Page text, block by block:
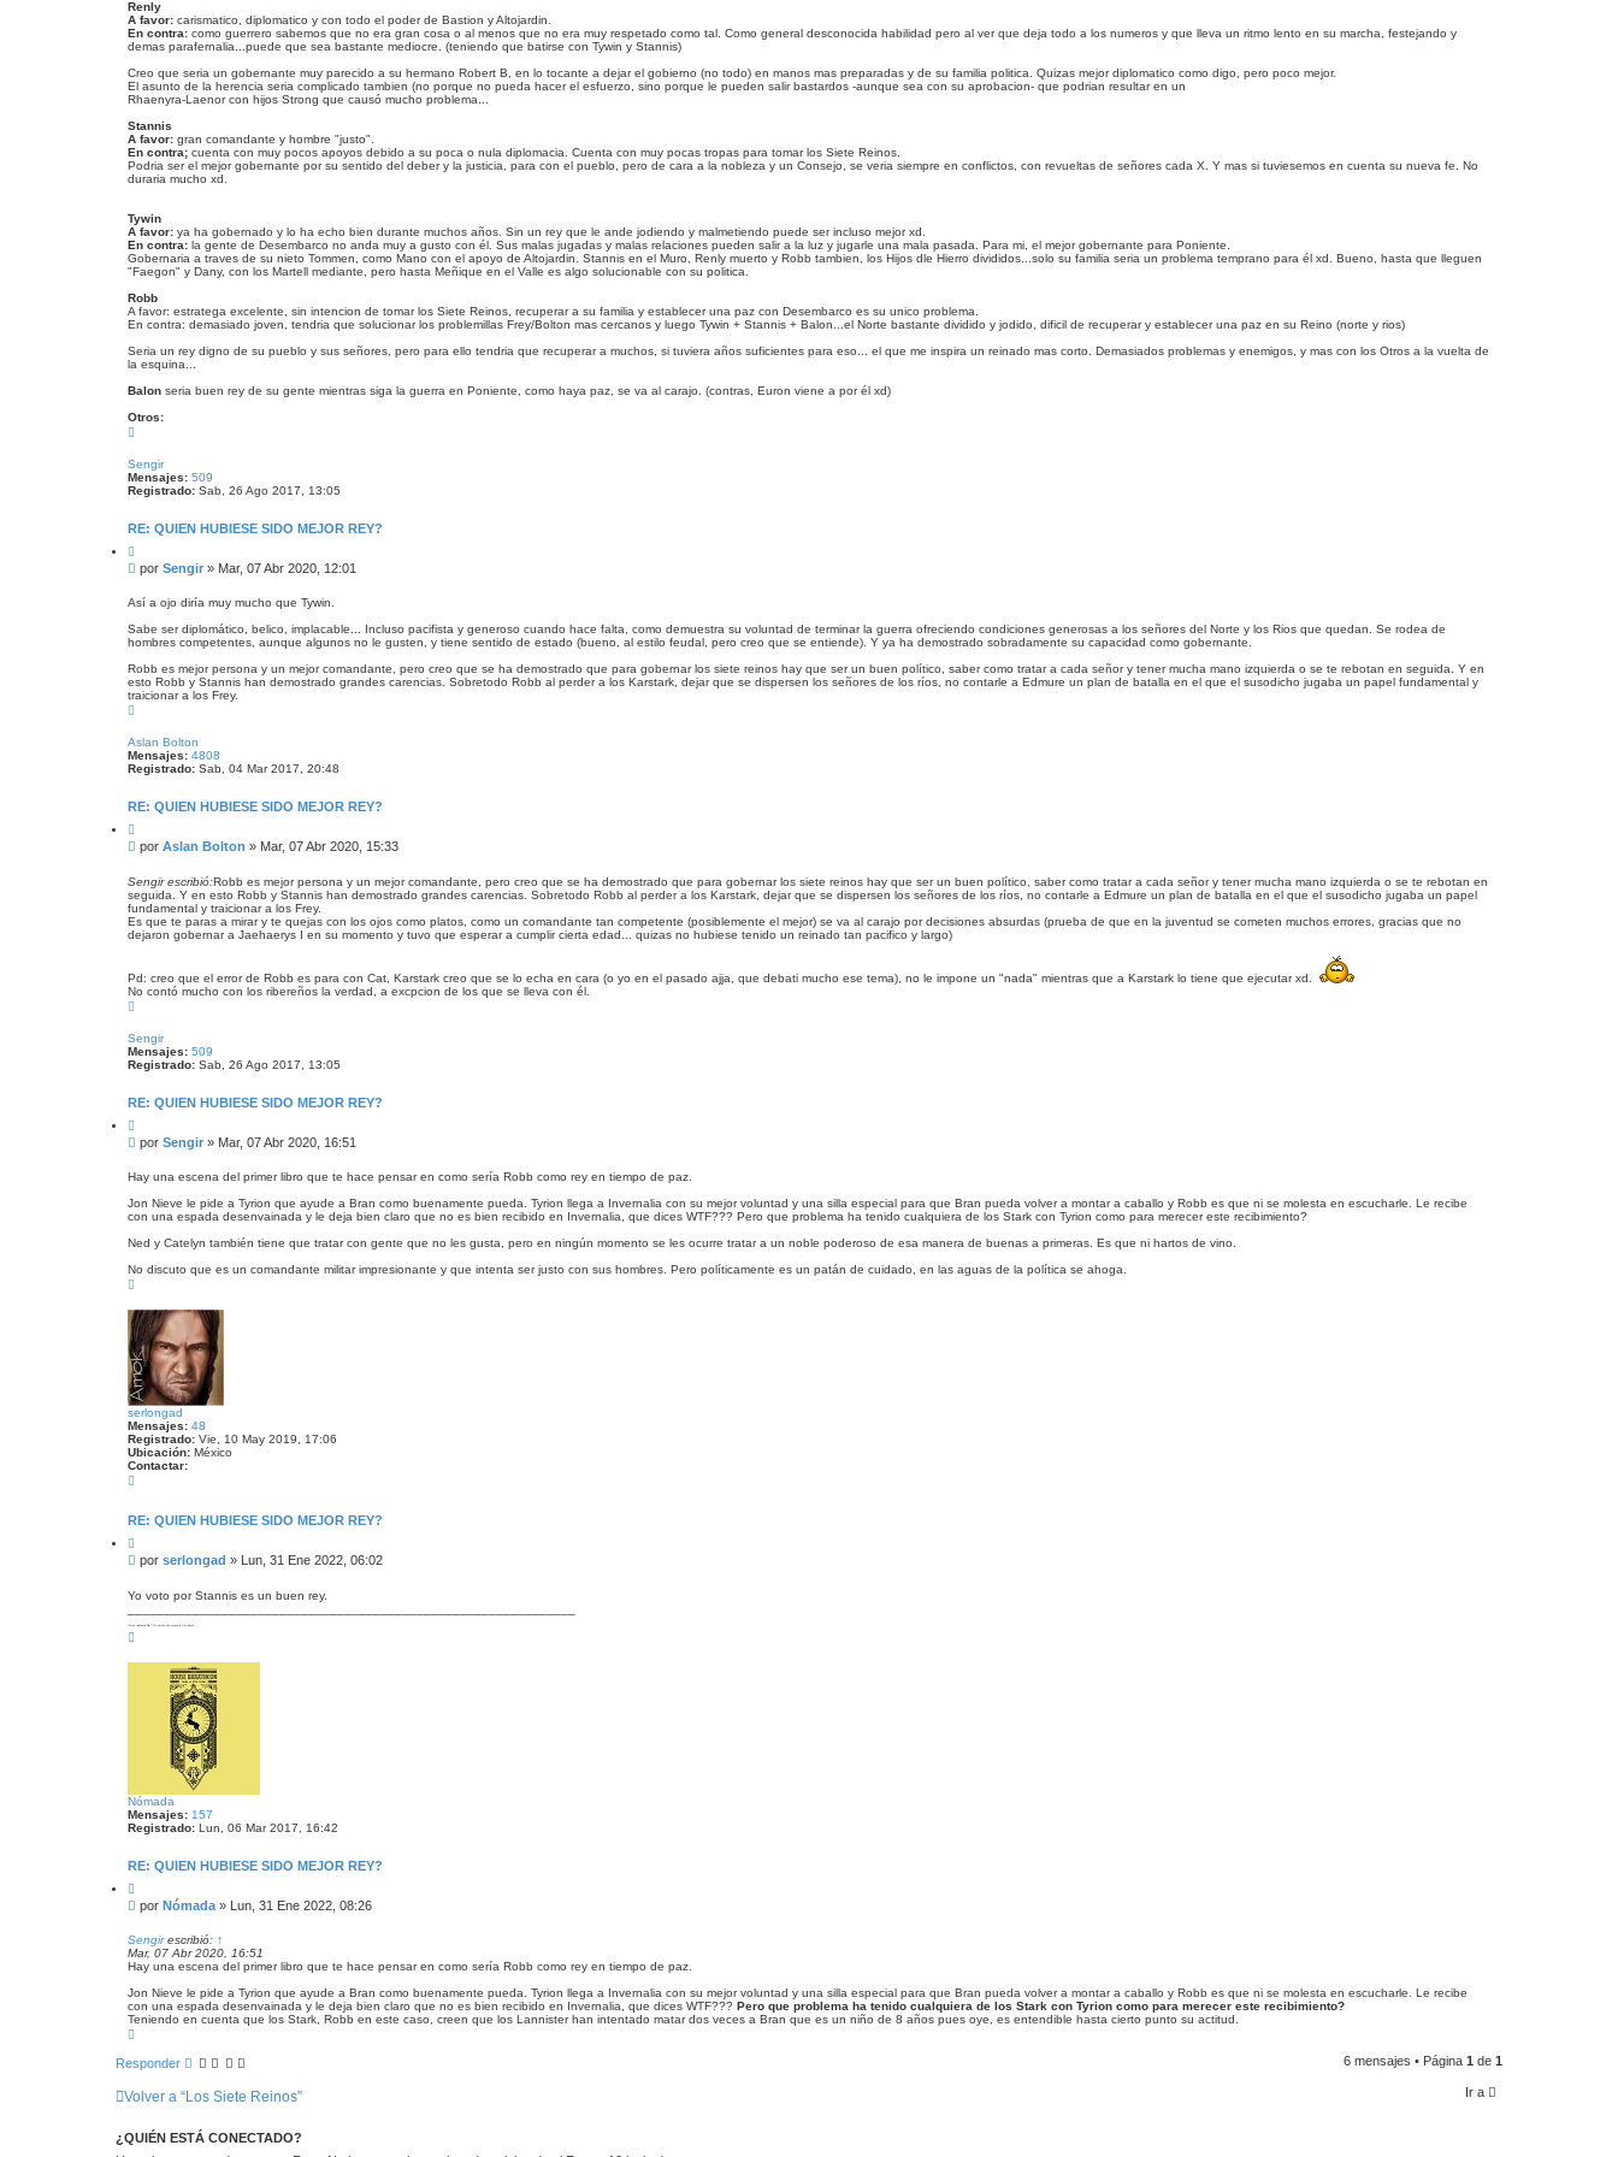
e
Renly
A favor: carismatico, diplomatico y con todo el poder de Bastion y Altojardin.
En contra: como guerrero sabemos que no era gran cosa o al menos que no era muy respetado como tal. Como general desconocida habilidad pero al ver que deja todo a los numeros y que lleva un ritmo lento en su marcha, festejando y
demas parafernalia...puede que sea bastante mediocre. (teniendo que batirse con Tywin y Stannis)
Creo que seria un gobernante muy parecido a su hermano Robert B, en lo tocante a dejar el gobierno (no todo) en manos mas preparadas y de su familia politica. Quizas mejor diplomatico como digo, pero poco mejor.
El asunto de la herencia seria complicado tambien (no porque no pueda hacer el esfuerzo, sino porque le pueden salir bastardos -aunque sea con su aprobacion- que podrian resultar en un
Rhaenyra-Laenor con hijos Strong que causó mucho problema...
Stannis
A favor: gran comandante y hombre "justo".
En contra; cuenta con muy pocos apoyos debido a su poca o nula diplomacia. Cuenta con muy pocas tropas para tomar los Siete Reinos.
Podria ser el mejor gobernante por su sentido del deber y la justicia, para con el pueblo, pero de cara a la nobleza y un Consejo, se veria siempre en conflictos, con revueltas de señores cada X. Y mas si tuviesemos en cuenta su nueva fe. No
duraria mucho xd.
Tywin
A favor: ya ha gobernado y lo ha echo bien durante muchos años. Sin un rey que le ande jodiendo y malmetiendo puede ser incluso mejor xd.
En contra: la gente de Desembarco no anda muy a gusto con él. Sus malas jugadas y malas relaciones pueden salir a la luz y jugarle una mala pasada. Para mi, el mejor gobernante para Poniente.
Gobernaria a traves de su nieto Tommen, como Mano con el apoyo de Altojardin. Stannis en el Muro, Renly muerto y Robb tambien, los Hijos dle Hierro divididos...solo su familia seria un problema temprano para él xd. Bueno, hasta que lleguen
"Faegon" y Dany, con los Martell mediante, pero hasta Meñique en el Valle es algo solucionable con su politica.
Robb
A favor: estratega excelente, sin intencion de tomar los Siete Reinos, recuperar a su familia y establecer una paz con Desembarco es su unico problema.
En contra: demasiado joven, tendria que solucionar los problemillas Frey/Bolton mas cercanos y luego Tywin + Stannis + Balon...el Norte bastante dividido y jodido, dificil de recuperar y establecer una paz en su Reino (norte y rios)
Seria un rey digno de su pueblo y sus señores, pero para ello tendria que recuperar a muchos, si tuviera años suficientes para eso... el que me inspira un reinado mas corto. Demasiados problemas y enemigos, y mas con los Otros a la vuelta de
la esquina...
Balon seria buen rey de su gente mientras siga la guerra en Poniente, como haya paz, se va al carajo. (contras, Euron viene a por él xd)
Otros:
i
b
a
Sengir
Mensajes: 509
Registrado: Sab, 26 Ago 2017, 13:05
RE: QUIEN HUBIESE SIDO MEJOR REY?
i
t
r
M
n
a
j
e
por Sengir » Mar, 07 Abr 2020, 12:01
Así a ojo diría muy mucho que Tywin.
Sabe ser diplomático, belico, implacable... Incluso pacifista y generoso cuando hace falta, como demuestra su voluntad de terminar la guerra ofreciendo condiciones generosas a los señores del Norte y los Rios que quedan. Se rodea de
hombres competentes, aunque algunos no le gusten, y tiene sentido de estado (bueno, al estilo feudal, pero creo que se entiende). Y ya ha demostrado sobradamente su capacidad como gobernante.
Robb es mejor persona y un mejor comandante, pero creo que se ha demostrado que para gobernar los siete reinos hay que ser un buen político, saber como tratar a cada señor y tener mucha mano izquierda o se te rebotan en seguida. Y en
esto Robb y Stannis han demostrado grandes carencias. Sobretodo Robb al perder a los Karstark, dejar que se dispersen los señores de los ríos, no contarle a Edmure un plan de batalla en el que el susodicho jugaba un papel fundamental y
traicionar a los Frey.
i
b
a
Aslan Bolton
Mensajes: 4808
Registrado: Sab, 04 Mar 2017, 20:48
RE: QUIEN HUBIESE SIDO MEJOR REY?
i
t
r
M
n
s
a
j
e
por Aslan Bolton » Mar, 07 Abr 2020, 15:33
Sengir escribió:Robb es mejor persona y un mejor comandante, pero creo que se ha demostrado que para gobernar los siete reinos hay que ser un buen político, saber como tratar a cada señor y tener mucha mano izquierda o se te rebotan en
seguida. Y en esto Robb y Stannis han demostrado grandes carencias. Sobretodo Robb al perder a los Karstark, dejar que se dispersen los señores de los ríos, no contarle a Edmure un plan de batalla en el que el susodicho jugaba un papel
fundamental y traicionar a los Frey.
Es que te paras a mirar y te quejas con los ojos como platos, como un comandante tan competente (posiblemente el mejor) se va al carajo por decisiones absurdas (prueba de que en la juventud se cometen muchos errores, gracias que no
dejaron gobernar a Jaehaerys I en su momento y tuvo que esperar a cumplir cierta edad... quizas no hubiese tenido un reinado tan pacifico y largo)
Pd: creo que el error de Robb es para con Cat, Karstark creo que se lo echa en cara (o yo en el pasado ajja, que debati mucho ese tema), no le impone un "nada" mientras que a Karstark lo tiene que ejecutar xd.
No contó mucho con los ribereños la verdad, a excpcion de los que se lleva con él.
i
b
a
Sengir
Mensajes: 509
Registrado: Sab, 26 Ago 2017, 13:05
RE: QUIEN HUBIESE SIDO MEJOR REY?
i
t
r
M
n
a
j
e
por Sengir » Mar, 07 Abr 2020, 16:51
Hay una escena del primer libro que te hace pensar en como sería Robb como rey en tiempo de paz.
Jon Nieve le pide a Tyrion que ayude a Bran como buenamente pueda. Tyrion llega a Invernalia con su mejor voluntad y una silla especial para que Bran pueda volver a montar a caballo y Robb es que ni se molesta en escucharle. Le recibe
con una espada desenvainada y le deja bien claro que no es bien recibido en Invernalia, que dices WTF??? Pero que problema ha tenido cualquiera de los Stark con Tyrion como para merecer este recibimiento?
Ned y Catelyn también tiene que tratar con gente que no les gusta, pero en ningún momento se les ocurre tratar a un noble poderoso de esa manera de buenas a primeras. Es que ni hartos de vino.
No discuto que es un comandante militar impresionante y que intenta ser justo con sus hombres. Pero políticamente es un patán de cuidado, en las aguas de la política se ahoga.
r
i
b
a
serlongad
Mensajes: 48
Registrado: Vie, 10 May 2019, 17:06
Ubicación: México
Contactar:
t
t
a
s
r
n
RE: QUIEN HUBIESE SIDO MEJOR REY?
i
t
r
M
n
a
e
por serlongad » Lun, 31 Ene 2022, 06:02
Yo voto por Stannis es un buen rey.
telefonía fija
r
Nómada
Mensajes: 157
Registrado: Lun, 06 Mar 2017, 16:42
RE: QUIEN HUBIESE SIDO MEJOR REY?
i
t
r
M
n
s
a
j
e
por Nómada » Lun, 31 Ene 2022, 08:26
Sengirescribió: ↑
Mar, 07 Abr 2020, 16:51
Hay una escena del primer libro que te hace pensar en como sería Robb como rey en tiempo de paz.
Jon Nieve le pide a Tyrion que ayude a Bran como buenamente pueda. Tyrion llega a Invernalia con su mejor voluntad y una silla especial para que Bran pueda volver a montar a caballo y Robb es que ni se molesta en escucharle. Le recibe
con una espada desenvainada y le deja bien claro que no es bien recibido en Invernalia, que dices WTF??? Pero que problema ha tenido cualquiera de los Stark con Tyrion como para merecer este recibimiento?
Teniendo en cuenta que los Stark, Robb en este caso, creen que los Lannister han intentado matar dos veces a Bran que es un niño de 8 años pues oye, es entendible hasta cierto punto su actitud.
i
a
Responder 6 mensajes • Página 1 de 1
Volver a “Los Siete Reinos” Ir a
¿QUIÉN ESTÁ CONECTADO?